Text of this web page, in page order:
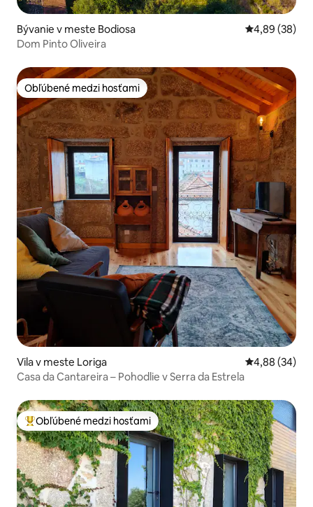
Bývanie v meste Bodiosa Priemerné
4,89 (38)
Dom Pinto Oliveira
Obľúbené medzi hosťami
Obľúbené medzi hosťami
Vila v meste Loriga Priemerné
4,88 (34)
Casa da Cantareira – Pohodlie v Serra da Estrela
Najobľúbenejšie medzi hosťami
Obľúbené medzi hosťami